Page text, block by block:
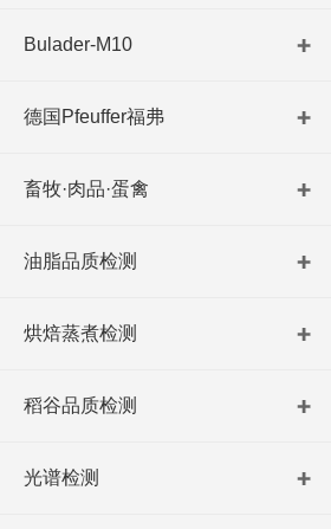
Bulader-M10
德国Pfeuffer福弗
畜牧·肉品·蛋禽
油脂品质检测
烘焙蒸煮检测
稻谷品质检测
光谱检测